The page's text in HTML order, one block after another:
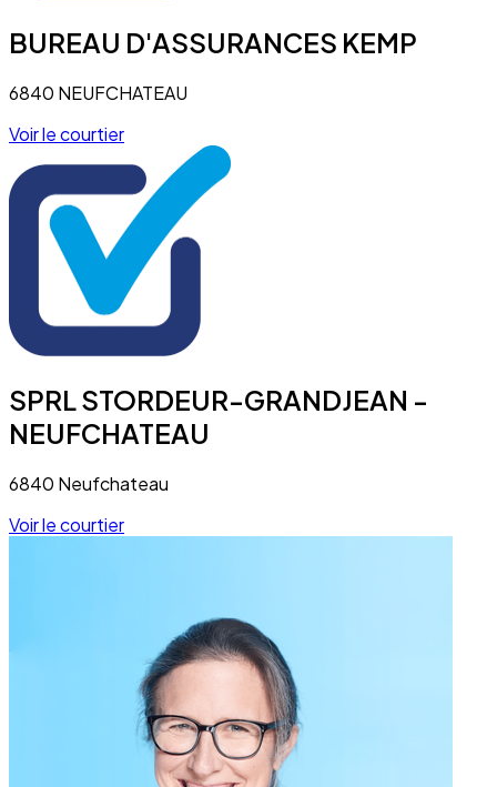
BUREAU D'ASSURANCES KEMP
6840 NEUFCHATEAU
Voir le courtier
SPRL STORDEUR-GRANDJEAN -
NEUFCHATEAU
6840 Neufchateau
Voir le courtier